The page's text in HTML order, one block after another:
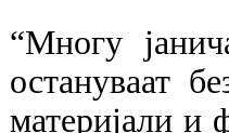
“Многу
остануваат
материјали и